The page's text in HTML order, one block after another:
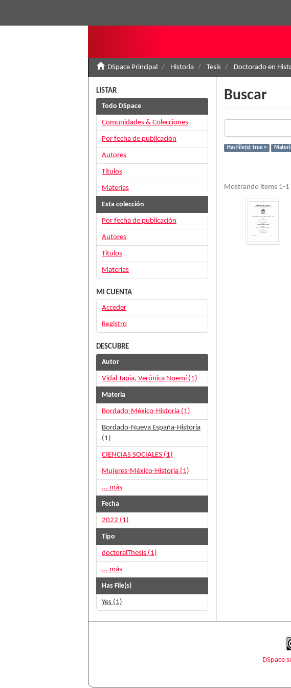
DSpace Principal Historia Tesis Doctorado en
Buscar
Has File(s): true ×
Mostrando ítems 1-1
LISTAR
Todo DSpace
Comunidades & Colecciones
Por fecha de publicación
Autores
Títulos
Materias
Esta colección
Por fecha de publicación
Autores
Títulos
Materias
MI CUENTA
Acceder
Registro
DESCUBRE
Autor
Vidal Tapia, Verónica Noemí (1)
Materia
Bordado-México-Historia (1)
Bordado-Nueva España-Historia
(1)
CIENCIAS SOCIALES (1)
Mujeres-México-Historia (1)
... más
Fecha
2022 (1)
Tipo
doctoralThesis (1)
... más
Has File(s)
Yes (1)
DSpace